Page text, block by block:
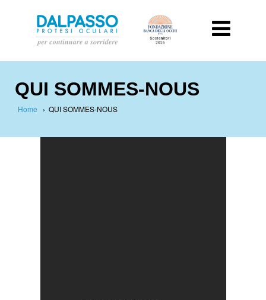
QUI SOMMES-NOUS
Home › QUI SOMMES-NOUS